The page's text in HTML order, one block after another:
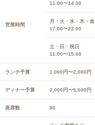
営業時間
11:00〜14:30
月・火・水・木・金
17:00〜22:00
土・日・祝日
11:00〜15:00
ランチ予算 1,000円〜2,000円
ディナー予算 2,000円〜5,000円
座席数 80